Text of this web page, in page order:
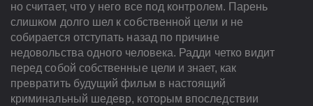
но считает, что у него все под контролем. Парень
слишком долго шел к собственной цели и не
собирается отступать назад по причине
недовольства одного человека. Радди четко видит
перед собой собственные цели и знает, как
превратить будущий фильм в настоящий
криминальный шедевр, которым впоследствии